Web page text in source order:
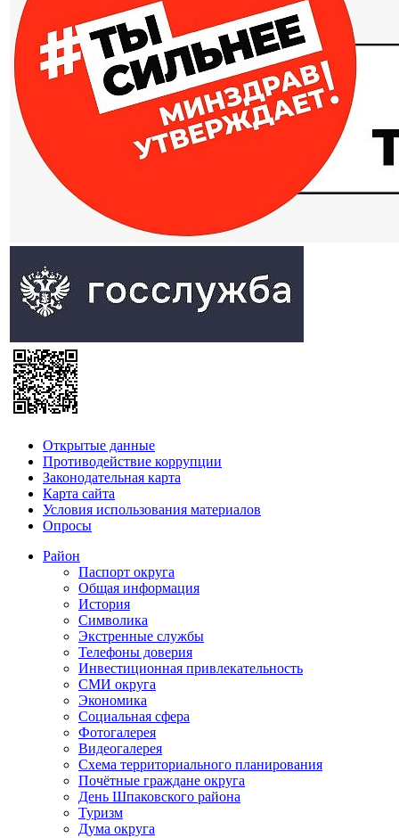
Открытые данные
Противодействие коррупции
Законодательная карта
Карта сайта
Условия использования материалов
Опросы
Район
Паспорт округа
Общая информация
История
Символика
Экстренные службы
Телефоны доверия
Инвестиционная привлекательность
СМИ округа
Экономика
Социальная сфера
Фотогалерея
Видеогалерея
Схема территориального планирования
Почётные граждане округа
День Шпаковского района
Туризм
Дума округа